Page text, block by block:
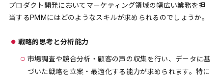
プロダクト開発においてマーケティング領域の幅広い業務を担
当するPMMにはどのようなスキルが求められるのでしょうか。
戦略的思考と分析能力
市場調査や競合分析・顧客の声の収集を行い、データに基
づいた戦略を立案・最適化する能力が求められます。特に